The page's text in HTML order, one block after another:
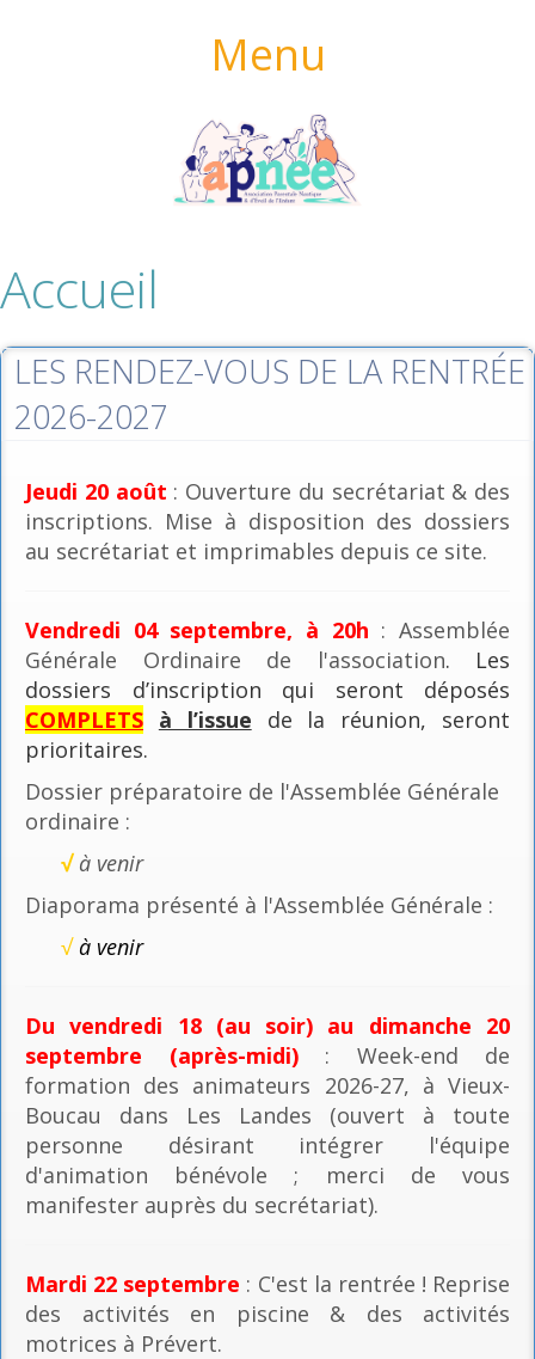
Menu
Accueil
LES RENDEZ-VOUS DE LA RENTRÉE
2026-2027
Jeudi 20 août : Ouverture du secrétariat & des
inscriptions. Mise à disposition des dossiers
au secrétariat et imprimables depuis ce site.
Vendredi 04 septembre, à 20h : Assemblée
Générale Ordinaire de l'association. Les
dossiers d’inscription qui seront déposés
COMPLETS à l’issue de la réunion, seront
prioritaires.
Dossier préparatoire de l'Assemblée Générale
ordinaire :
√ à venir
Diaporama présenté à l'Assemblée Générale :
√à venir
Du vendredi 18 (au soir) au dimanche 20
septembre (après-midi): Week-end de
formation des animateurs 2026-27, à Vieux-
Boucau dans Les Landes (ouvert à toute
personne désirant intégrer l'équipe
d'animation bénévole ; merci de vous
manifester auprès du secrétariat).
Mardi 22 septembre : C'est la rentrée ! Reprise
des activités en piscine & des activités
motrices à Prévert.